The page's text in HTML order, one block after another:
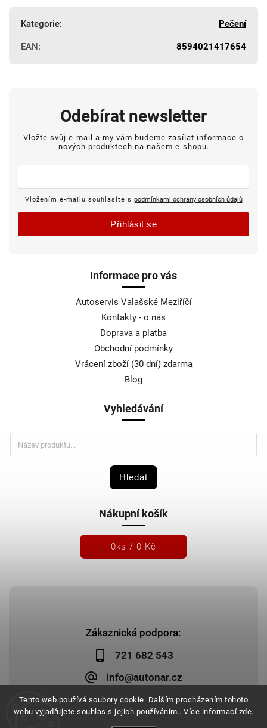
Tento web používá soubory cookie. Dalším procházením tohoto
webu vyjadřujete souhlas s jejich používáním.. Více informací zde.
Kategorie: Pečení
EAN: 8594021417654
Zákaznická podpora:
721 682 543
info@autonar.cz
Informace pro vás
Autoservis Valašské Meziříčí
Kontakty - o nás
Doprava a platba
Obchodní podmínky
Vrácení zboží (30 dní) zdarma
Blog
Vyhledávání
Hledat
Nákupní košík
0ks / 0 Kč
Odebírat newsletter
Vložte svůj e-mail a my vám budeme zasílat informace o
nových produktech na našem e-shopu.
Vložením e-mailu souhlasíte s podmínkami ochrany osobních údajů
Přihlásit se